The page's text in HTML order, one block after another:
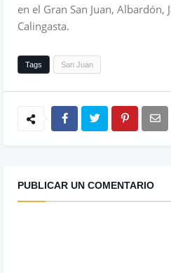
en el Gran San Juan, Albardón,
Calingasta.
Tags San Juan
PUBLICAR UN COMENTARIO